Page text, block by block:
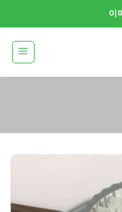
텐
건
기
이